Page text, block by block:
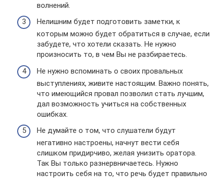
волнений.
Нелишним будет подготовить заметки, к
которым можно будет обратиться в случае, если
забудете, что хотели сказать. Не нужно
произносить то, в чем Вы не разбираетесь.
Не нужно вспоминать о своих провальных
выступлениях, живите настоящим. Важно понять,
что имеющийся провал позволил стать лучшим,
дал возможность учиться на собственных
ошибках.
Не думайте о том, что слушатели будут
негативно настроены, начнут вести себя
слишком придирчиво, желая унизить оратора.
Так Вы только разнервничаетесь. Нужно
настроить себя на то, что речь будет правильно